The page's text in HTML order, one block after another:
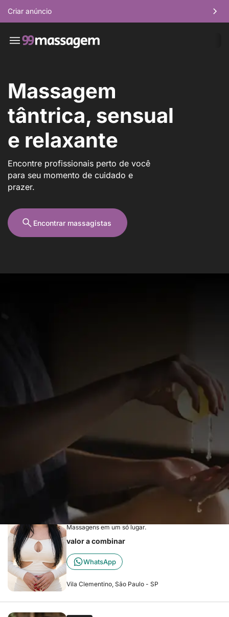
Criar anúncio
Massagem
tântrica, sensual
e relaxante
Encontre profissionais perto de você
para seu momento de cuidado e
prazer.
Encontrar massagistas
Olá, sou o JAI. Tenho 29 anos, 1,84 m de altura e 60
kg. Definido mas físico magro, cabelos cacheados,
Saúde, São Paulo - SP
SPA Roh Matos Massagem
Sinta-se renovada: Depilação impecável e
Massagens em um só lugar.
valor a combinar
WhatsApp
Vila Clementino, São Paulo - SP